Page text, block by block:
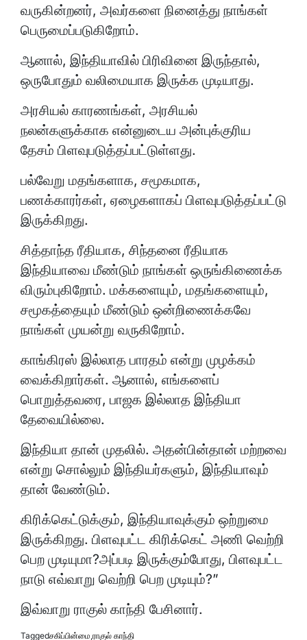
வருகின்றனர், அவர்களை நினைத்து நாங்கள்
பெருமைப்படுகிறோம்.
ஆனால், இந்தியாவில் பிரிவினை இருந்தால்,
ஒருபோதும் வலிமையாக இருக்க முடியாது.
அரசியல் காரணங்கள், அரசியல்
நலன்களுக்காக என்னுடைய அன்புக்குரிய
தேசம் பிளவுபடுத்தப்பட்டுள்ளது.
பல்வேறு மதங்களாக, சமூகமாக,
பணக்காரர்கள், ஏழைகளாகப் பிளவுபடுத்தப்பட்டு
இருக்கிறது.
சித்தாந்த ரீதியாக, சிந்தனை ரீதியாக
இந்தியாவை மீண்டும் நாங்கள் ஒருங்கிணைக்க
விரும்புகிறோம். மக்களையும், மதங்களையும்,
சமூகத்தையும் மீண்டும் ஒன்றிணைக்கவே
நாங்கள் முயன்று வருகிறோம்.
காங்கிரஸ் இல்லாத பாரதம் என்று முழக்கம்
வைக்கிறார்கள். ஆனால், எங்களைப்
பொறுத்தவரை, பாஜக இல்லாத இந்தியா
தேவையில்லை.
இந்தியா தான் முதலில். அதன்பின்தான் மற்றவை
என்று சொல்லும் இந்தியர்களும், இந்தியாவும்
தான் வேண்டும்.
கிரிக்கெட்டுக்கும், இந்தியாவுக்கும் ஒற்றுமை
இருக்கிறது. பிளவுபட்ட கிரிக்கெட் அணி வெற்றி
பெற முடியுமா?அப்படி இருக்கும்போது, பிளவுபட்ட
நாடு எவ்வாறு வெற்றி பெற முடியும்?”
இவ்வாறு ராகுல் காந்தி பேசினார்.
Taggedசகிப்பின்மை,ராகுல் காந்தி